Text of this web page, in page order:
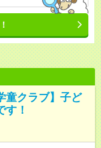
クラブ】子ど
す！